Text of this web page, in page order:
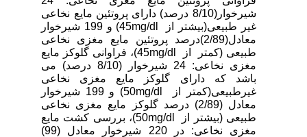
شیرخوار(8/10 درصد) دارای پروتئین مایع نخاعی
غیر طبیعی(بیشتر ازmg/dl
45) و 199 شیرخوار
معادل(2/89)درصد پروتئین مایع مغزی نخاعی
طبیعی (کمتر از mg/dl
45)، فراوانی گلوکز مایع
مغزی نخاعی: 24 شیرخوار (8/10 درصد) می
باشد که دارای گلوکز مایع مغزی نخاعی
غیرطبیعی(کمتر ازmg/dl
50) و 199 شیرخوار
معادل (2/89) درصد گلوکز مایع مغزی نخاعی
طبیعی (بیشتر از mg/dl
50)، بررسی کشت مایع
مغزی نخاعی: در 220 شیرخوار معادل (99)